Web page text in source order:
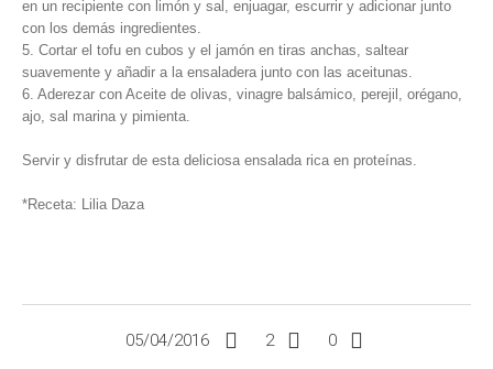
en un recipiente con limón y sal, enjuagar, escurrir y adicionar junto
con los demás ingredientes.
5. Cortar el tofu en cubos y el jamón en tiras anchas, saltear
suavemente y añadir a la ensaladera junto con las aceitunas.
6. Aderezar con Aceite de olivas, vinagre balsámico, perejil, orégano,
ajo, sal marina y pimienta.
Servir y disfrutar de esta deliciosa ensalada rica en proteínas.
*Receta: Lilia Daza
05/04/2016 2 0